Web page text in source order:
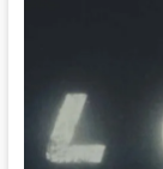
inhumano:
El
día
en